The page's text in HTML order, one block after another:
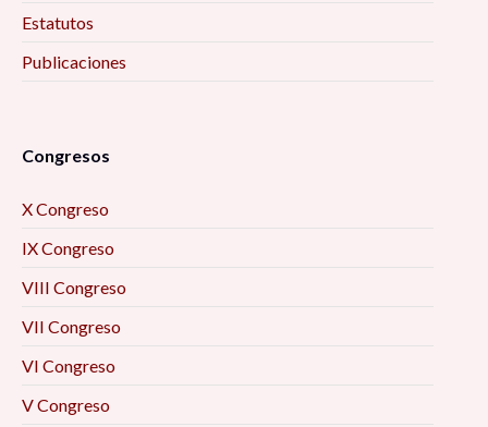
Estatutos
Publicaciones
Congresos
X Congreso
IX Congreso
VIII Congreso
VII Congreso
VI Congreso
V Congreso